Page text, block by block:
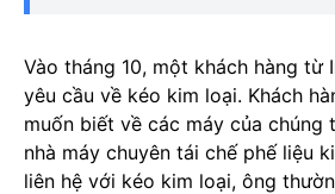
Vào tháng 10, một khách hàng từ
yêu cầu về kéo kim loại. Khách
muốn biết về các máy của chúng
nhà máy chuyên tái chế phế liệu
liên hệ với kéo kim loại, ông